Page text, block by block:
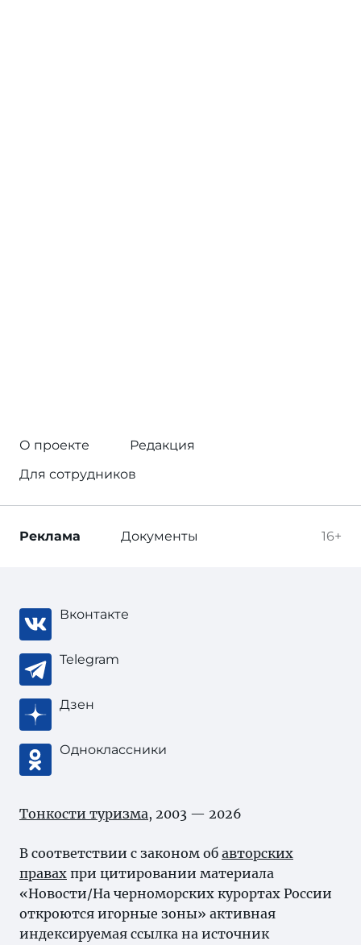
О проекте
Редакция
Для сотрудников
16+
Реклама Документы
Вконтакте
Telegram
Дзен
Одноклассники
Тонкости туризма, 2003 — 2026
В соответствии с законом об авторских
правах при цитировании материала
«Новости/На черноморских курортах России
откроются игорные зоны» активная
индексируемая ссылка на источник